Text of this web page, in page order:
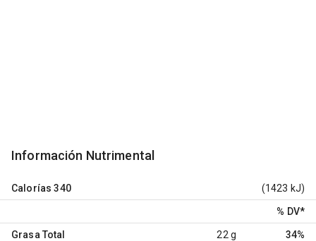
Información Nutrimental
Calorías 340 (1423 kJ)
% DV*
Grasa Total 22 g 34%